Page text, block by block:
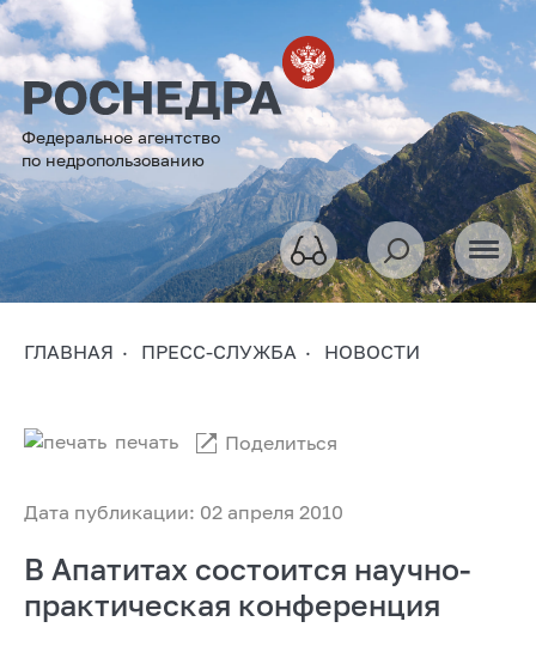
Федеральное агентство
по недропользованию
ГЛАВНАЯ ПРЕСС-СЛУЖБА НОВОСТИ
Дата публикации: 02 апреля 2010
печать Поделиться
В Апатитах состоится научно-
практическая конференция